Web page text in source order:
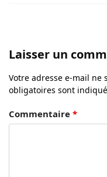
Laisser un
Votre adresse e-mail ne
obligatoires sont
Commentaire *